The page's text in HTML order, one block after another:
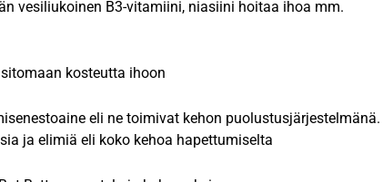
vesiliukoinen B3-vitamiini, niasiini hoitaa ihoa mm.
kosteutta ihoon
eli ne toimivat kehon puolustusjärjestelmänä.
ja elimiä eli koko kehoa hapettumiselta